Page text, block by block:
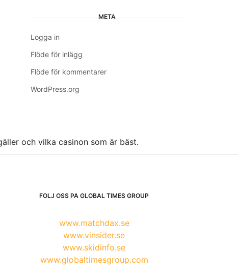
META
Logga in
Flöde för inlägg
Flöde för kommentarer
WordPress.org
och vilka casinon som är bäst.
FÖLJ OSS PÅ GLOBAL TIMES GROUP
www.matchdax.se
www.vinsider.se
www.skidinfo.se
www.globaltimesgroup.com